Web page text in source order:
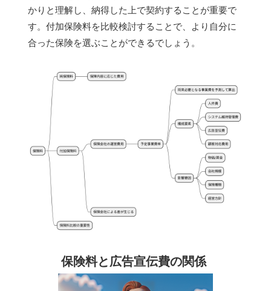
かりと理解し、納得した上で契約することが重要で
す。付加保険料を比較検討することで、より自分に
合った保険を選ぶことができるでしょう。
保険料と広告宣伝費の関係